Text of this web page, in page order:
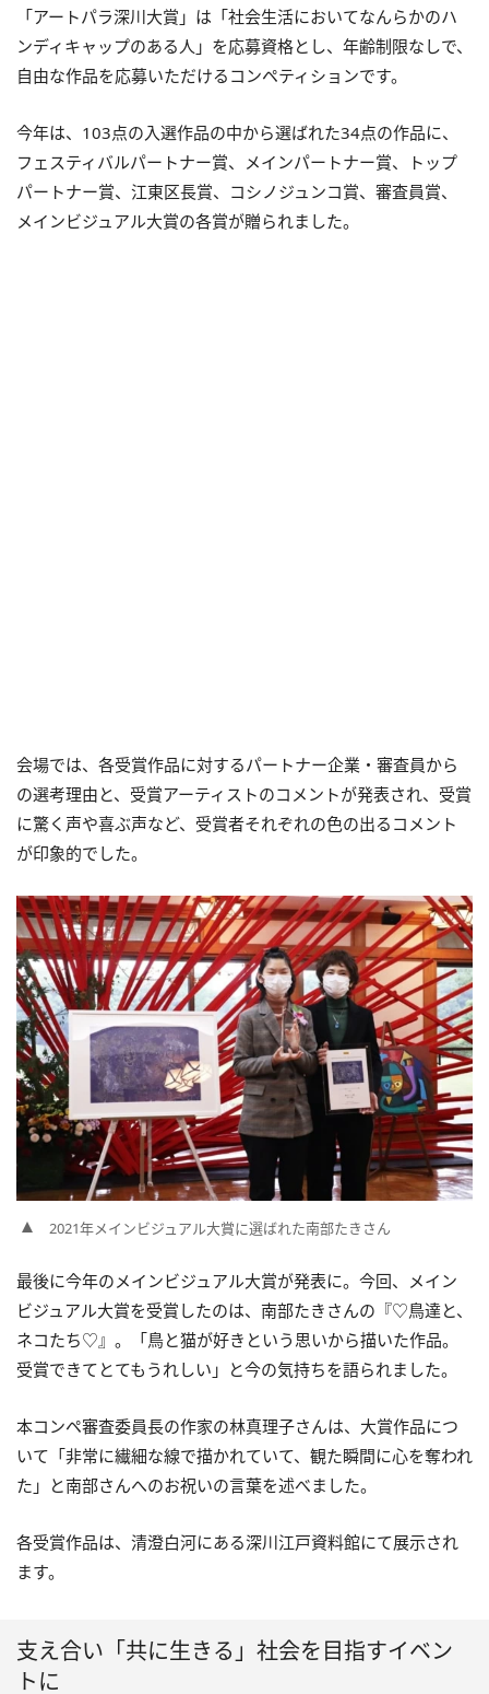
「アートパラ深川大賞」は「社会生活においてなんらかのハ
ンディキャップのある人」を応募資格とし、年齢制限なしで、
自由な作品を応募いただけるコンペティションです。
今年は、103点の入選作品の中から選ばれた34点の作品に、
フェスティバルパートナー賞、メインパートナー賞、トップ
パートナー賞、江東区長賞、コシノジュンコ賞、審査員賞、
メインビジュアル大賞の各賞が贈られました。
会場では、各受賞作品に対するパートナー企業・審査員から
の選考理由と、受賞アーティストのコメントが発表され、受賞
に驚く声や喜ぶ声など、受賞者それぞれの色の出るコメント
が印象的でした。
2021年メインビジュアル大賞に選ばれた南部たきさん
最後に今年のメインビジュアル大賞が発表に。今回、メイン
ビジュアル大賞を受賞したのは、南部たきさんの『♡鳥達と、
ネコたち♡』。「鳥と猫が好きという思いから描いた作品。
受賞できてとてもうれしい」と今の気持ちを語られました。
本コンペ審査委員長の作家の林真理子さんは、大賞作品につ
いて「非常に繊細な線で描かれていて、観た瞬間に心を奪われ
た」と南部さんへのお祝いの言葉を述べました。
各受賞作品は、清澄白河にある深川江戸資料館にて展示され
ます。
支え合い「共に生きる」社会を目指すイベン
トに